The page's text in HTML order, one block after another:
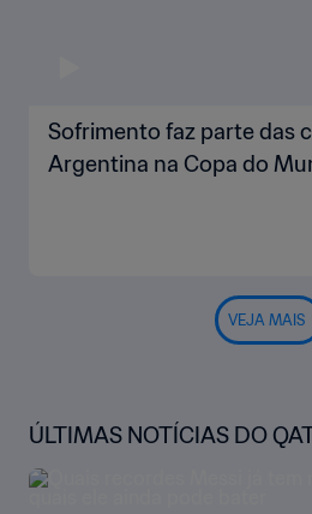
Sofrimento faz parte das
Argentina na Copa do
VEJA MAIS
ÚLTIMAS NOTÍCIAS DO